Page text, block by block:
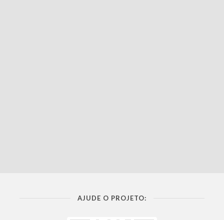
AJUDE O PROJETO: